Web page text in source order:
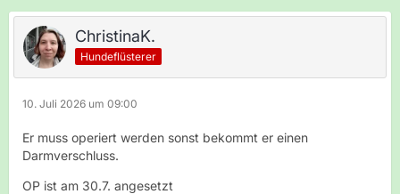
ChristinaK.
Hundeflüsterer
10. Juli 2026 um 09:00
Er muss operiert werden sonst bekommt er einen
Darmverschluss.
OP ist am 30.7. angesetzt